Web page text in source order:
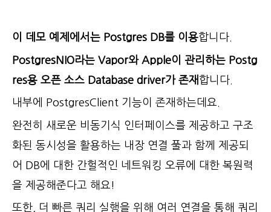
이 데모 예제에서는 Postgres DB를 이용합니다.
PostgresNIO라는 Vapor와 Apple이 관리하는 Postg
res용 오픈 소스 Database driver가 존재합니다.
내부에 PostgresClient 기능이 존재하는데요.
완전히 새로운 비동기식 인터페이스를 제공하고 구조
화된 동시성을 활용하는 내장 연결 풀과 함께 제공되
어 DB에 대한 간헐적인 네트워킹 오류에 대한 복원력
을 제공해준다고 해요!
또한, 더 빠른 쿼리 실행을 위해 여러 연결을 통해 쿼리